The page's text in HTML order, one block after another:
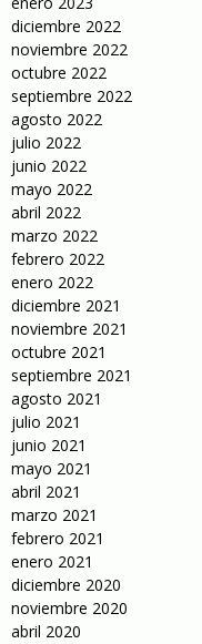
diciembre 2022
noviembre 2022
octubre 2022
septiembre 2022
agosto 2022
julio 2022
junio 2022
mayo 2022
abril 2022
marzo 2022
febrero 2022
enero 2022
diciembre 2021
noviembre 2021
octubre 2021
septiembre 2021
agosto 2021
julio 2021
junio 2021
mayo 2021
abril 2021
marzo 2021
febrero 2021
enero 2021
diciembre 2020
noviembre 2020
abril 2020